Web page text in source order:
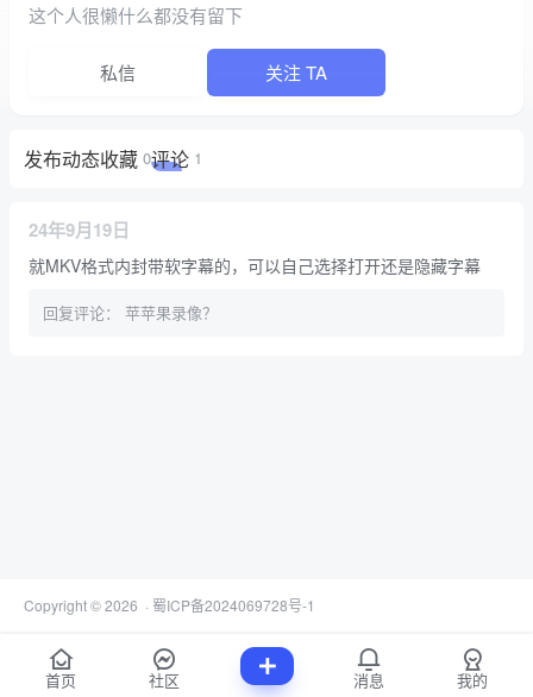
这个人很懒什么都没有留下
私信 关注 TA
发布动态收藏 0评论 1
24年9月19日
就MKV格式内封带软字幕的，可以自己选择打开还是隐藏字幕
回复评论： 苹苹果录像？
Copyright © 2026 · 蜀ICP备2024069728号-1
首页 社区 消息 我的